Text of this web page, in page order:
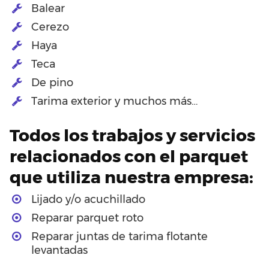
Balear
Cerezo
Haya
Teca
De pino
Tarima exterior y muchos más…
Todos los trabajos y servicios
relacionados con el parquet
que utiliza nuestra empresa:
Lijado y/o acuchillado
Reparar parquet roto
Reparar juntas de tarima flotante
levantadas